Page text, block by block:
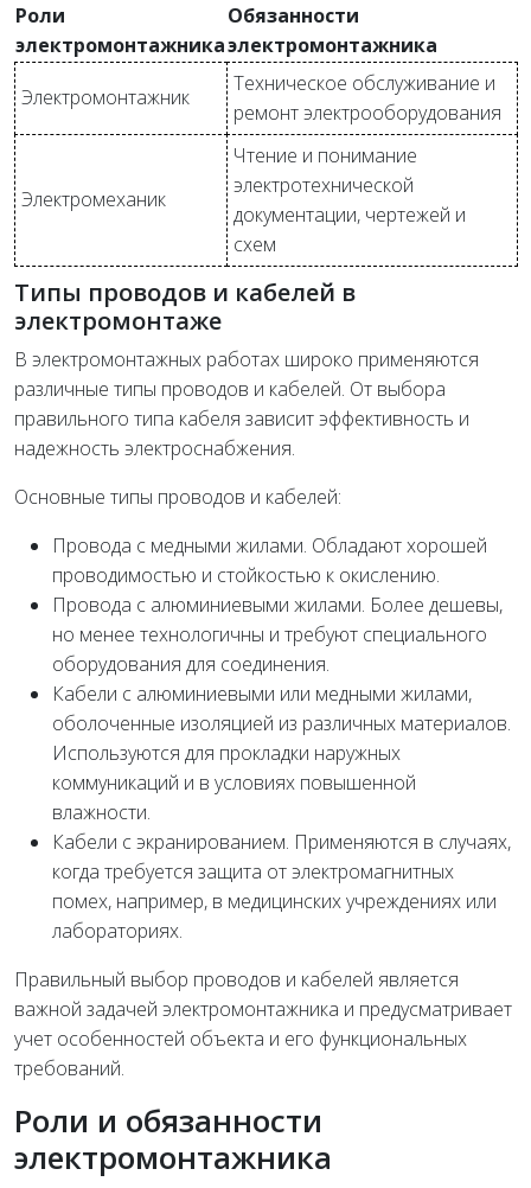
Роли
электромонтажника
Обязанности
электромонтажника
Электромонтажник
Техническое обслуживание и
ремонт электрооборудования
Электромеханик
Чтение и понимание
электротехнической
документации, чертежей и
схем
Типы проводов и кабелей в
электромонтаже
В электромонтажных работах широко применяются
различные типы проводов и кабелей. От выбора
правильного типа кабеля зависит эффективность и
надежность электроснабжения.
Основные типы проводов и кабелей:
Провода с медными жилами. Обладают хорошей
проводимостью и стойкостью к окислению.
Провода с алюминиевыми жилами. Более дешевы,
но менее технологичны и требуют специального
оборудования для соединения.
Кабели с алюминиевыми или медными жилами,
оболоченные изоляцией из различных материалов.
Используются для прокладки наружных
коммуникаций и в условиях повышенной
влажности.
Кабели с экранированием. Применяются в случаях,
когда требуется защита от электромагнитных
помех, например, в медицинских учреждениях или
лабораториях.
Правильный выбор проводов и кабелей является
важной задачей электромонтажника и предусматривает
учет особенностей объекта и его функциональных
требований.
Роли и обязанности
электромонтажника